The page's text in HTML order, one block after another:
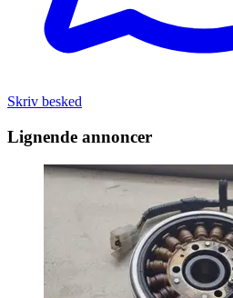
Skriv besked
Lignende annoncer